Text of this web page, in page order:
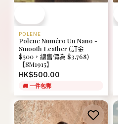
POLENE
Polene Numéro Un Nano -
Smooth Leather (訂金
$500，總售價為 $3,768)
【SM1915】
HK$500.00
🚚 一件包郵